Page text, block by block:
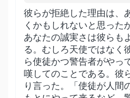
彼らが拒絶した理由は、
くかもしれないと思った
あなたの誠実さは彼らも
る。むしろ天使ではなく
ら使徒かつ警告者がやっ
嘆してのことである。彼
り言った。「使徒が人間